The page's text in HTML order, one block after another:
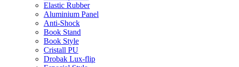
Elastic Rubber
Aluminium Panel
Anti-Shock
Book Stand
Book Style
Cristall PU
Drobak Lux-flip